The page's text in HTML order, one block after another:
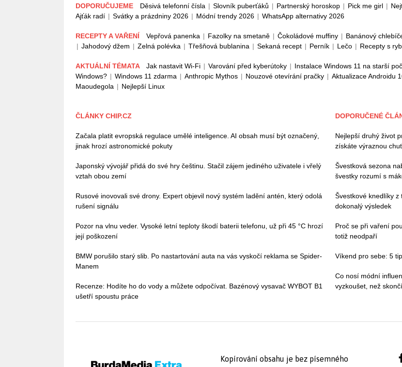
DOPORUČUJEME Děsivá telefonní čísla | Slovník puberťáků | Partnerský horoskop | Pick me girl |
Ajťák radí | Svátky a prázdniny 2026 | Módní trendy 2026 | WhatsApp alternativy 2026
RECEPTY A VAŘENÍ Vepřová panenka | Fazolky na smetaně | Čokoládové muffiny | Banánový
| Jahodový džem | Zelná polévka | Třešňová bublanina | Sekaná recept | Perník | Lečo | Recepty s
AKTUÁLNÍ TÉMATA Jak nastavit Wi-Fi | Varování před kyberútoky | Instalace Windows 11 na starší
Windows? | Windows 11 zdarma | Anthropic Mythos | Nouzové otevírání pračky | Aktualizace Androidu
Maoudegola | Nejlepší Linux
ČLÁNKY CHIP.CZ
Začala platit evropská regulace umělé inteligence. AI obsah musí být označený,
jinak hrozí astronomické pokuty
Japonský vývojář přidá do své hry češtinu. Stačil zájem jediného uživatele i vřelý
vztah obou zemí
Rusové inovovali své drony. Expert objevil nový systém ladění antén, který odolá
rušení signálu
Pozor na vlnu veder. Vysoké letní teploty škodí baterii telefonu, už při 45 °C hrozí
její poškození
BMW porušilo starý slib. Po nastartování auta na vás vyskočí reklama se Spider-
Manem
Recenze: Hodíte ho do vody a můžete odpočívat. Bazénový vysavač WYBOT B1
ušetří spoustu práce
DOPORUČENÉ
Nejlepší druhý život
získáte výraznou
Švestková sezona
švestky rozumí s
Švestkové knedlíky z
dokonalý výsledek
Proč se při vaření
totiž neodpaří
Víkend pro sebe: 5
Co nosí módní
vyzkoušet, než
Kopírování obsahu je bez písemného